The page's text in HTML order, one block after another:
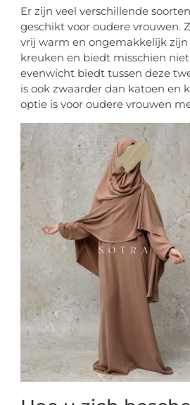
Er zijn veel verschillende
geschikt voor oudere vrouwen.
vrij warm en ongemakkelijk
kreuken en biedt misschien
evenwicht biedt tussen deze
is ook zwaarder dan katoen en
optie is voor oudere vrouwen